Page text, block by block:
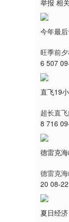
举报 相
今年最
旺季前
6 507
直飞19
超长直
8 716
德雷克
德雷克
20 08-
夏日经